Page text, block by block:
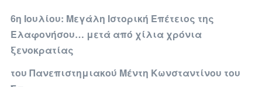
6η Ιουλίου: Μεγάλη Ιστορική Επέτειος της
Ελαφονήσου… μετά από χίλια χρόνια
ξενοκρατίας
του Πανεπιστημιακού Μέντη Κωνσταντίνου του